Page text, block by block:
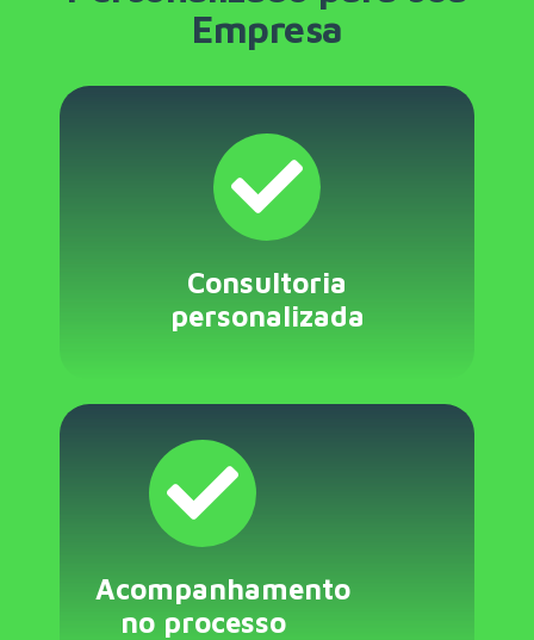
Empresa
Consultoria
personalizada
Acompanhamento
no processo